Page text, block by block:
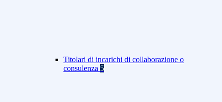
Titolari di incarichi di collaborazione o
consulenza 5